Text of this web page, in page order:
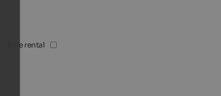
Bike rental